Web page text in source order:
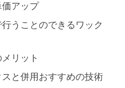
アップ
うことのできるワック
リット
と併用おすすめの技術